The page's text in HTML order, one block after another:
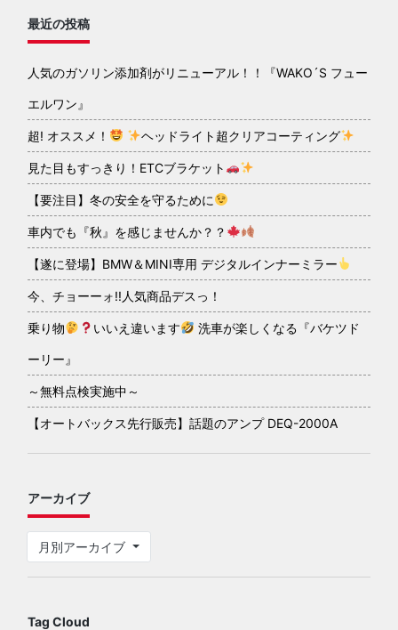
最近の投稿
人気のガソリン添加剤がリニューアル！！『WAKO´S フュー
エルワン』
超! オススメ！ ヘッドライト超クリアコーティング
見た目もすっきり！ETCブラケット
【要注目】冬の安全を守るために
車内でも『秋』を感じませんか？？
【遂に登場】BMW＆MINI専用 デジタルインナーミラー
今、チョーーォ!!人気商品デスっ！
乗り物 いいえ違います 洗車が楽しくなる『バケツド
ーリー』
～無料点検実施中～
【オートバックス先行販売】話題のアンプ DEQ-2000A
アーカイブ
月別アーカイブ
Tag Cloud